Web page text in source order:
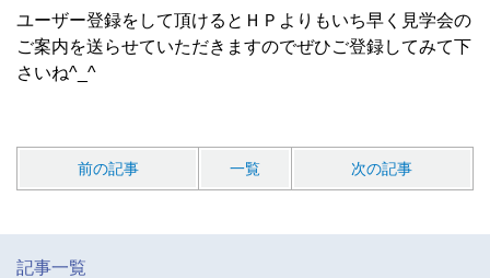
ユーザー登録をして頂けるとＨＰよりもいち早く見学会の
ご案内を送らせていただきますのでぜひご登録してみて下
さいね^_^
前の記事 一覧 次の記事
記事一覧